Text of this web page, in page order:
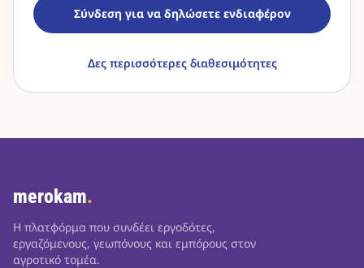
Σύνδεση για να δηλώσετε ενδιαφέρον
Δες περισσότερες διαθεσιμότητες
merokam.
Η πλατφόρμα που συνδέει εργοδότες,
εργαζόμενους, γεωπόνους και εμπόρους στον
αγροτικό τομέα.